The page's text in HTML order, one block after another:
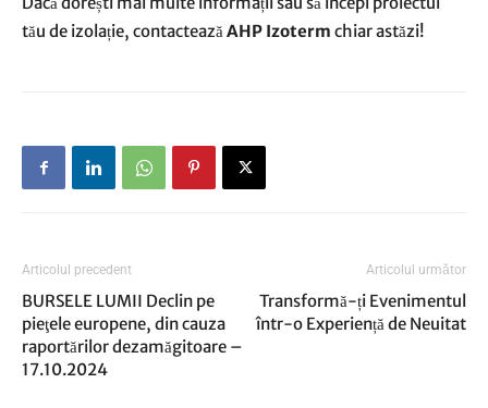
tău de izolație, contacteazăAHP Izoterm chiar astăzi!
Articolul precedent
BURSELE LUMII Declin pe
pieţele europene, din cauza
raportărilor dezamăgitoare –
17.10.2024
Articolul următor
Transformă-ți Evenimentul
într-o Experiență de Neuitat